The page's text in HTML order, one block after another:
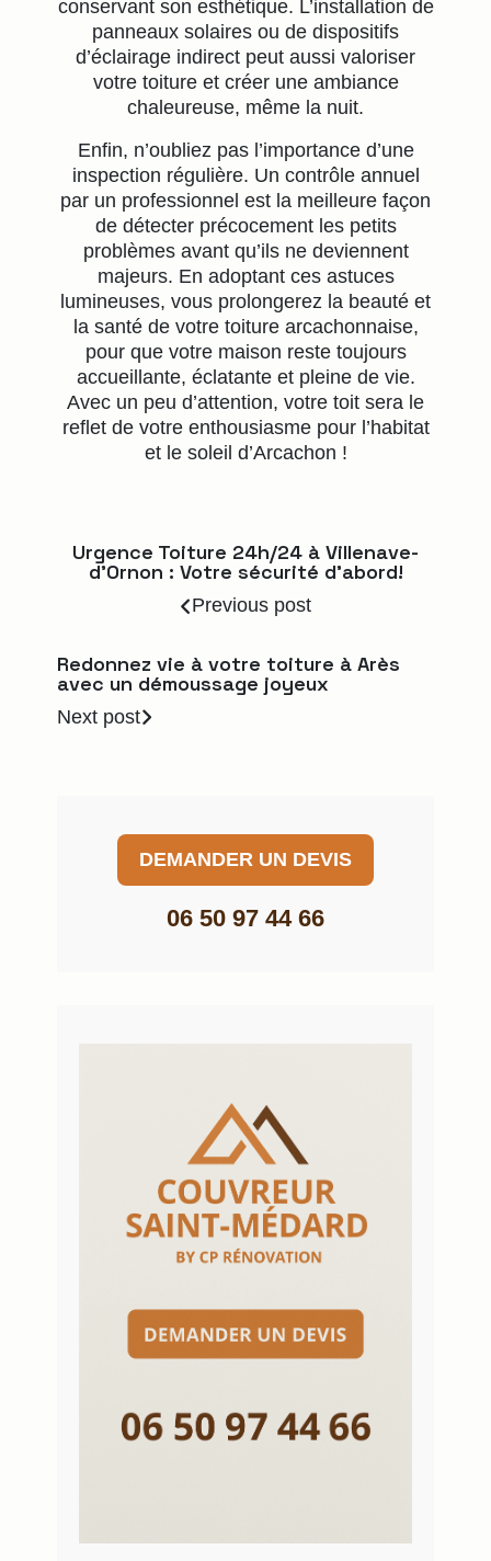
DEMANDER UN DEVIS
06 50 97 44 66
conservant son esthétique. L’installation de
panneaux solaires ou de dispositifs
d’éclairage indirect peut aussi valoriser
votre toiture et créer une ambiance
chaleureuse, même la nuit.
Enfin, n’oubliez pas l’importance d’une
inspection régulière. Un contrôle annuel
par un professionnel est la meilleure façon
de détecter précocement les petits
problèmes avant qu’ils ne deviennent
majeurs. En adoptant ces astuces
lumineuses, vous prolongerez la beauté et
la santé de votre toiture arcachonnaise,
pour que votre maison reste toujours
accueillante, éclatante et pleine de vie.
Avec un peu d’attention, votre toit sera le
reflet de votre enthousiasme pour l’habitat
et le soleil d’Arcachon !
Urgence Toiture 24h/24 à Villenave-
d’Ornon : Votre sécurité d’abord!
Previous post
Redonnez vie à votre toiture à Arès
avec un démoussage joyeux
Next post